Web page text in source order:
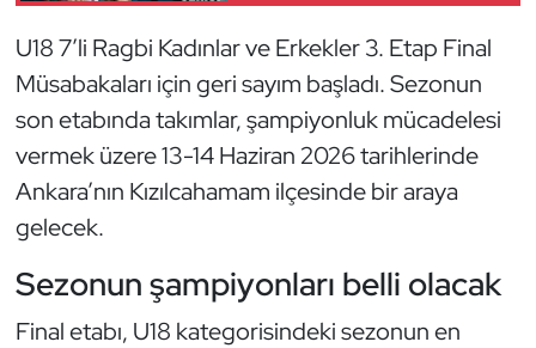
U18 7’li Ragbi Kadınlar ve Erkekler 3. Etap Final
Müsabakaları için geri sayım başladı. Sezonun
son etabında takımlar, şampiyonluk mücadelesi
vermek üzere 13-14 Haziran 2026 tarihlerinde
Ankara’nın Kızılcahamam ilçesinde bir araya
gelecek.
Sezonun şampiyonları belli olacak
Final etabı, U18 kategorisindeki sezonun en
Eskrim
Futbol
Futsal
Genel
Golf